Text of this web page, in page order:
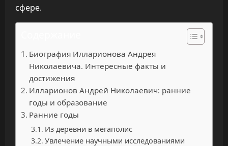
сфере.
Биография Илларионова Андрея
Николаевича. Интересные факты и
достижения
Илларионов Андрей Николаевич: ранние
годы и образование
Ранние годы
Из деревни в мегаполис
Увлечение научными исследованиями